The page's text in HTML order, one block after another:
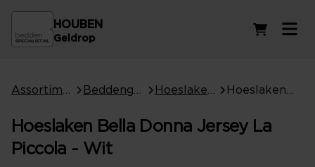
HOUBEN
Geldrop
Hoeslaken Bella Donna Jersey La
Piccola - Wit